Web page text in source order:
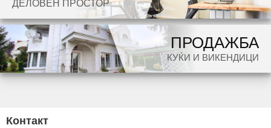
ДЕЛОВЕН ПРОСТОР
ПРОДАЖБА
КУЌИ И ВИКЕНДИЦИ
Контакт